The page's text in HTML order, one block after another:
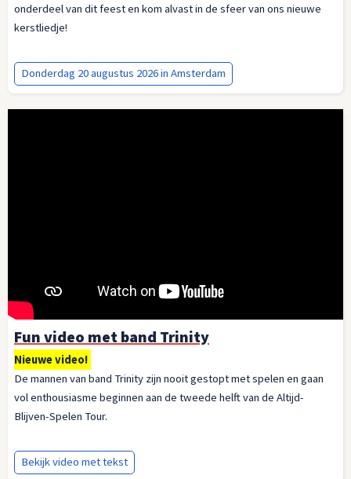
onderdeel van dit feest en kom alvast in de sfeer van ons nieuwe
kerstliedje!
Donderdag 20 augustus 2026 in Amsterdam
Fun video met band Trinity
Nieuwe video!
De mannen van band Trinity zijn nooit gestopt met spelen en gaan
vol enthousiasme beginnen aan de tweede helft van de Altijd-
Blijven-Spelen Tour.
Bekijk video met tekst